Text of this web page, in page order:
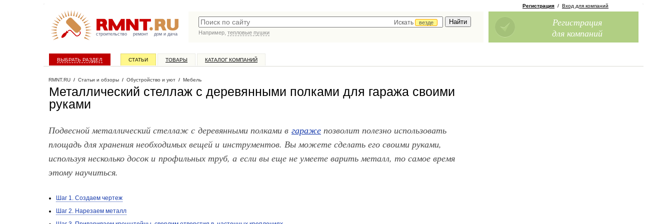
строительство ремонт дом и дача
Искать
везде
Например, тепловые пушки
Регистрация / Вход для компаний
Регистрация
для компаний
ВЫБРАТЬ РАЗДЕЛ СТАТЬИ ТОВАРЫ КАТАЛОГ КОМПАНИЙ
RMNT.RU / Статьи и обзоры / Обустройство и уют / Мебель
Металлический стеллаж с деревянными полками для гаража своими
руками
Подвесной металлический стеллаж с деревянными полками в гараже позволит полезно использовать
площадь для хранения необходимых вещей и инструментов. Вы можете сделать его своими руками,
используя несколько досок и профильных труб, а если вы еще не умеете варить металл, то самое время
этому научиться.
Шаг 1. Создаем чертеж
Шаг 2. Нарезаем металл